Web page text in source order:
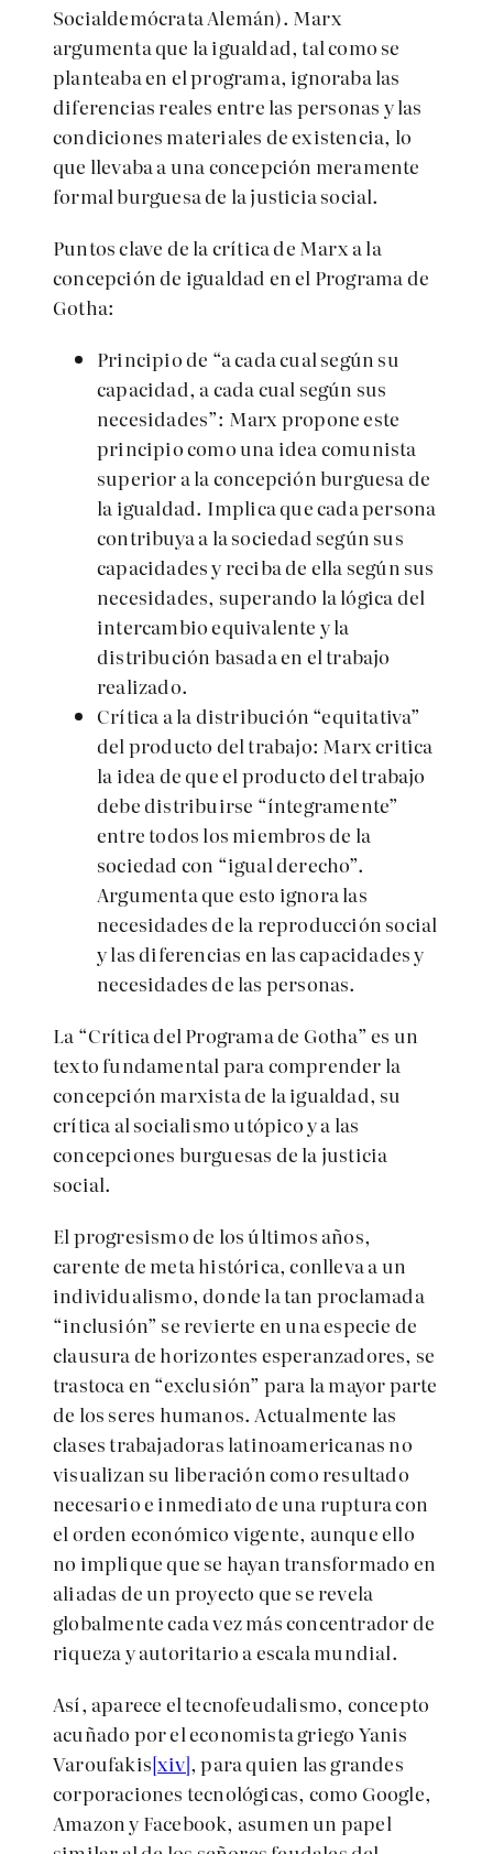
Socialdemócrata Alemán). Marx
argumenta que la igualdad, tal como se
planteaba en el programa, ignoraba las
diferencias reales entre las personas y las
condiciones materiales de existencia, lo
que llevaba a una concepción meramente
formal burguesa de la justicia social.
Puntos clave de la crítica de Marx a la
concepción de igualdad en el Programa de
Gotha:
Principio de “a cada cual según su
capacidad, a cada cual según sus
necesidades”: Marx propone este
principio como una idea comunista
superior a la concepción burguesa de
la igualdad. Implica que cada persona
contribuya a la sociedad según sus
capacidades y reciba de ella según sus
necesidades, superando la lógica del
intercambio equivalente y la
distribución basada en el trabajo
realizado.
Crítica a la distribución “equitativa”
del producto del trabajo: Marx critica
la idea de que el producto del trabajo
debe distribuirse “íntegramente”
entre todos los miembros de la
sociedad con “igual derecho”.
Argumenta que esto ignora las
necesidades de la reproducción social
y las diferencias en las capacidades y
necesidades de las personas.
La “Crítica del Programa de Gotha” es un
texto fundamental para comprender la
concepción marxista de la igualdad, su
crítica al socialismo utópico y a las
concepciones burguesas de la justicia
social.
El progresismo de los últimos años,
carente de meta histórica, conlleva a un
individualismo, donde la tan proclamada
“inclusión” se revierte en una especie de
clausura de horizontes esperanzadores, se
trastoca en “exclusión” para la mayor parte
de los seres humanos. Actualmente las
clases trabajadoras latinoamericanas no
visualizan su liberación como resultado
necesario e inmediato de una ruptura con
el orden económico vigente, aunque ello
no implique que se hayan transformado en
aliadas de un proyecto que se revela
globalmente cada vez más concentrador de
riqueza y autoritario a escala mundial.
Así, aparece el tecnofeudalismo, concepto
acuñado por el economista griego Yanis
Varoufakis[xiv], para quien las grandes
corporaciones tecnológicas, como Google,
Amazon y Facebook, asumen un papel